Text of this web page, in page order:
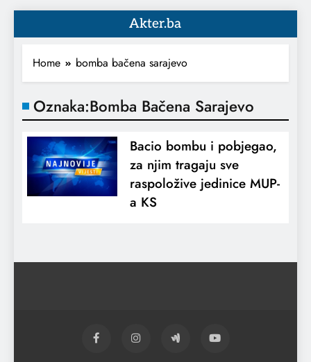
Akter.ba
Home bomba bačena sarajevo
Oznaka:Bomba Bačena Sarajevo
Bacio bombu i pobjegao,
za njim tragaju sve
raspoložive jedinice MUP-
a KS